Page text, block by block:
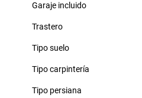
Garaje incluido
Trastero
Tipo suelo
Tipo carpintería
Tipo persiana